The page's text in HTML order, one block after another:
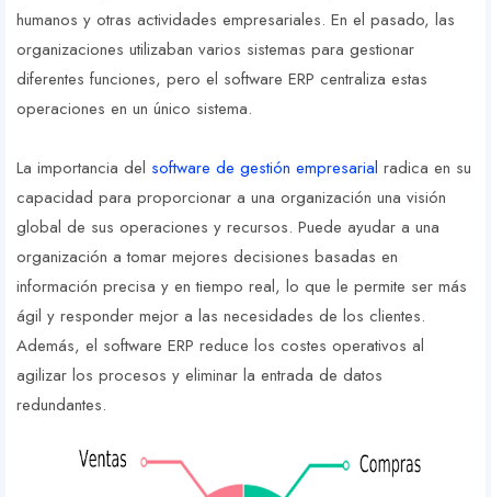
humanos y otras actividades empresariales. En el pasado, las
organizaciones utilizaban varios sistemas para gestionar
diferentes funciones, pero el software ERP centraliza estas
operaciones en un único sistema.
La importancia del software de gestión empresarial radica en su
capacidad para proporcionar a una organización una visión
global de sus operaciones y recursos. Puede ayudar a una
organización a tomar mejores decisiones basadas en
información precisa y en tiempo real, lo que le permite ser más
ágil y responder mejor a las necesidades de los clientes.
Además, el software ERP reduce los costes operativos al
agilizar los procesos y eliminar la entrada de datos
redundantes.